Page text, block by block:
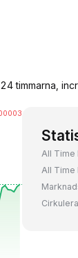
timmarna,
All Time
All Time